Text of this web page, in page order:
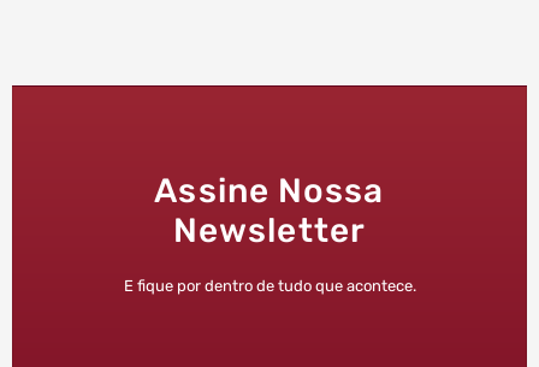
Assine Nossa
Newsletter
E fique por dentro de tudo que acontece.